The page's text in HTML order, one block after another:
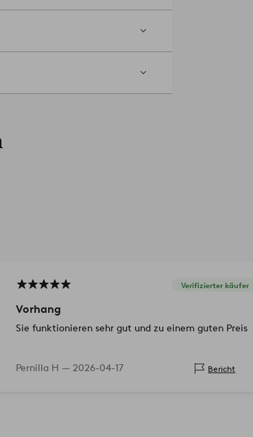
Verifizierter käufer
Vorhang
Sie funktionieren sehr gut und zu einem guten Preis
Pernilla H — 2026-04-17 Bericht